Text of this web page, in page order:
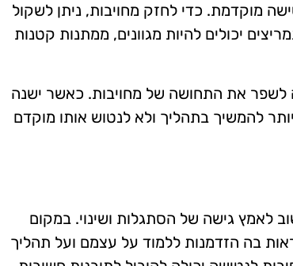
מוקדמת. כדי לחזק מחויבות, ניתן לשקול
יכולים להיות מגוונים, ממתנות קטנות
לשפר את התחושה של מחויבות. כאשר ישנה
להמשיך בתהליך ולא לנטוש אותו מוקדם
גישה של הסתגלות ושינוי. במקום
בה הזדמנות ללמוד על עצמם ועל תהליך